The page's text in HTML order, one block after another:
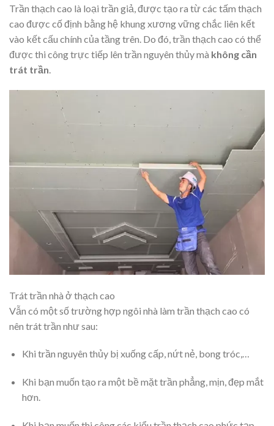
Trần thạch cao là loại trần giả, được tạo ra từ các tấm thạch
cao được cố định bằng hệ khung xương vững chắc liên kết
vào kết cấu chính của tầng trên. Do đó, trần thạch cao có thể
được thi công trực tiếp lên trần nguyên thủy mà không cần
trát trần.
Trát trần nhà ở thạch cao
Vẫn có một số trường hợp ngôi nhà làm trần thạch cao có
nên trát trần như sau:
Khi trần nguyên thủy bị xuống cấp, nứt nẻ, bong tróc,…
Khi bạn muốn tạo ra một bề mặt trần phẳng, mịn, đẹp mắt
hơn.